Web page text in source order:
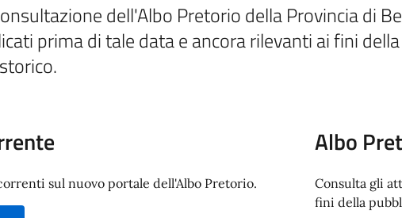
dell'Albo Pretorio della Provincia di
prima di tale data e ancora rilevanti ai fini
sul nuovo portale dell'Albo Pretorio.
Albo
Consulta gli
fini della